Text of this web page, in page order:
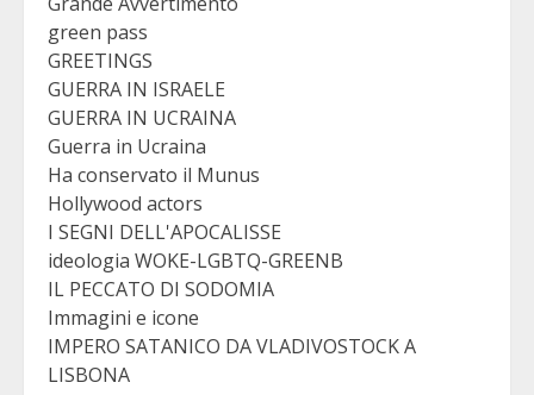
green pass
GREETINGS
GUERRA IN ISRAELE
GUERRA IN UCRAINA
Guerra in Ucraina
Ha conservato il Munus
Hollywood actors
I SEGNI DELL'APOCALISSE
ideologia WOKE-LGBTQ-GREENB
IL PECCATO DI SODOMIA
Immagini e icone
IMPERO SATANICO DA VLADIVOSTOCK A
LISBONA